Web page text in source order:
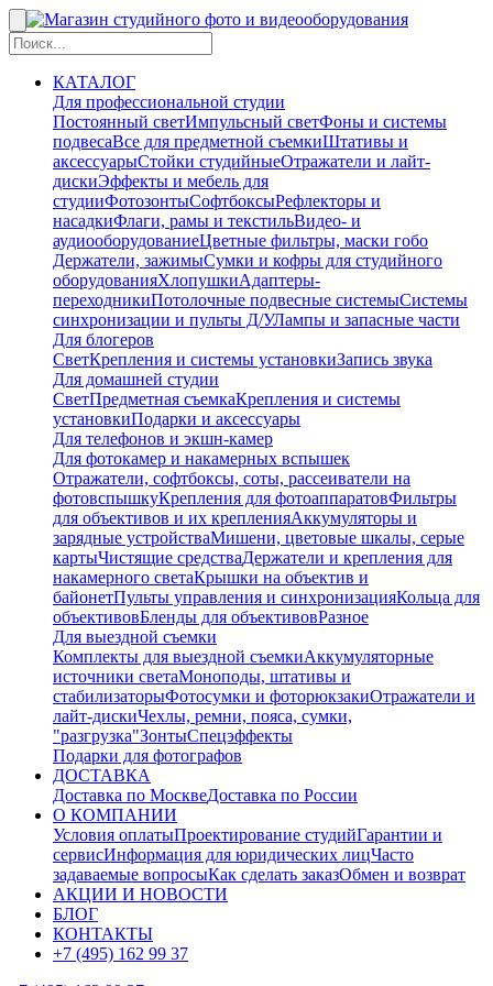
КАТАЛОГ
Для профессиональной студии
Постоянный светИмпульсный светФоны и системы
подвесаВсе для предметной съемкиШтативы и
аксессуарыСтойки студийныеОтражатели и лайт-
дискиЭффекты и мебель для
студииФотозонтыСофтбоксыРефлекторы и
насадкиФлаги, рамы и текстильВидео- и
аудиооборудованиеЦветные фильтры, маски гобо
Держатели, зажимыСумки и кофры для студийного
оборудованияХлопушкиАдаптеры-
переходникиПотолочные подвесные системыСистемы
синхронизации и пульты Д/УЛампы и запасные части
Для блогеров
СветКрепления и системы установкиЗапись звука
Для домашней студии
СветПредметная съемкаКрепления и системы
установкиПодарки и аксессуары
Для телефонов и экшн-камер
Для фотокамер и накамерных вспышек
Отражатели, софтбоксы, соты, рассеиватели на
фотовспышкуКрепления для фотоаппаратовФильтры
для объективов и их крепленияАккумуляторы и
зарядные устройстваМишени, цветовые шкалы, серые
картыЧистящие средстваДержатели и крепления для
накамерного светаКрышки на объектив и
байонетПульты управления и синхронизацияКольца для
объективовБленды для объективовРазное
Для выездной съемки
Комплекты для выездной съемкиАккумуляторные
источники светаМоноподы, штативы и
стабилизаторыФотосумки и фоторюкзакиОтражатели и
лайт-дискиЧехлы, ремни, пояса, сумки,
"разгрузка"ЗонтыСпецэффекты
Подарки для фотографов
ДОСТАВКА
Доставка по МосквеДоставка по России
О КОМПАНИИ
Условия оплатыПроектирование студийГарантии и
сервисИнформация для юридических лицЧасто
задаваемые вопросыКак сделать заказОбмен и возврат
АКЦИИ И НОВОСТИ
БЛОГ
КОНТАКТЫ
+7 (495) 162 99 37